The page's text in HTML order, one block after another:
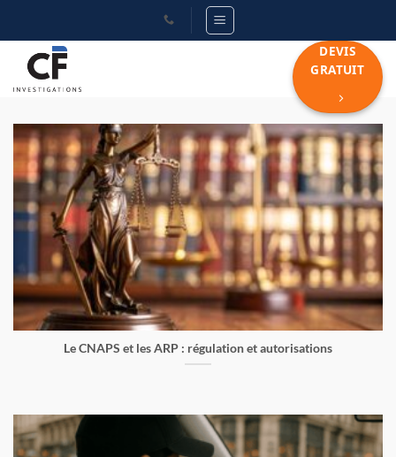
contenu
DEVIS
GRATUIT
Le CNAPS et les ARP : régulation et autorisations